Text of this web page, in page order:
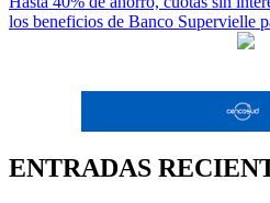
entradas
los beneficios de Banco Supervielle
ENTRADAS